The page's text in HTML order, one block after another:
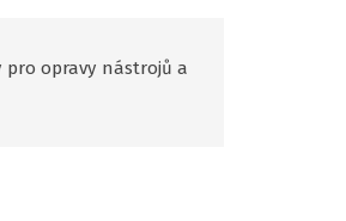
pro opravy nástrojů a